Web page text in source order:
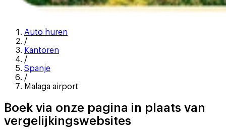
Auto huren
/
Kantoren
/
Spanje
/
Malaga airport
Boek via onze pagina in plaats van
vergelijkingswebsites